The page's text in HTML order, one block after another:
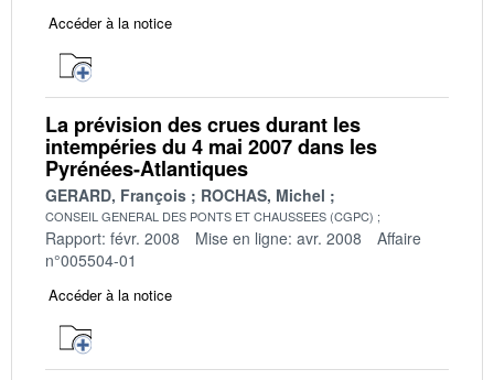
Accéder à la notice
La prévision des crues durant les
intempéries du 4 mai 2007 dans les
Pyrénées-Atlantiques
GERARD, François ROCHAS, Michel
CONSEIL GENERAL DES PONTS ET CHAUSSEES (CGPC)
Rapport: févr. 2008 Mise en ligne: avr. 2008
Affaire
n°005504-01
Accéder à la notice